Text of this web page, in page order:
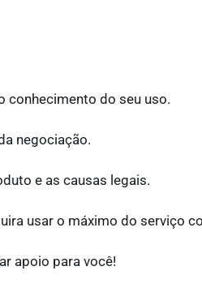
conhecimento do seu uso.
negociação.
e as causas legais.
usar o máximo do serviço
apoio para você!